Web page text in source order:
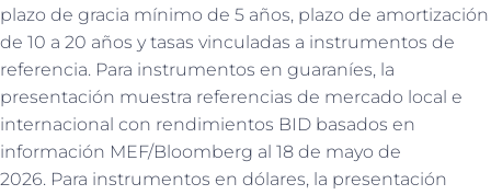
plazo de gracia mínimo de 5 años, plazo de amortización
de 10 a 20 años y tasas vinculadas a instrumentos de
referencia. Para instrumentos en guaraníes, la
presentación muestra referencias de mercado local e
internacional con rendimientos BID basados en
información MEF/Bloomberg al 18 de mayo de
2026. Para instrumentos en dólares, la presentación